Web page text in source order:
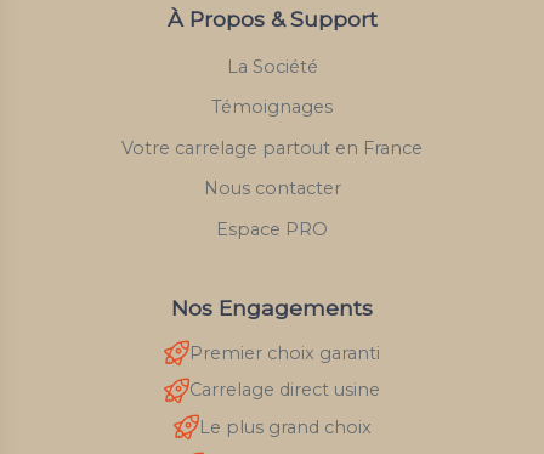
À Propos & Support
La Société
Témoignages
Votre carrelage partout en France
Nous contacter
Espace PRO
Nos Engagements
Premier choix garanti
Carrelage direct usine
Le plus grand choix